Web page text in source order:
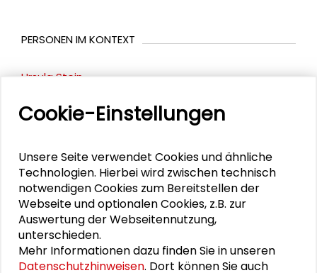
PERSONEN IM KONTEXT
Ursula Stein
Programmflyer
Impuls von Barbara Levi-Wach
Impuls von Peter Kreisl
Impuls von Katharina Neubauer
Cookie-Einstellungen
Unsere Seite verwendet Cookies und ähnliche
Technologien. Hierbei wird zwischen technisch
notwendigen Cookies zum Bereitstellen der
Webseite und optionalen Cookies, z.B. zur
Auswertung der Webseitennutzung,
unterschieden.
Mehr Informationen dazu finden Sie in unseren
Datenschutzhinweisen. Dort können Sie auch